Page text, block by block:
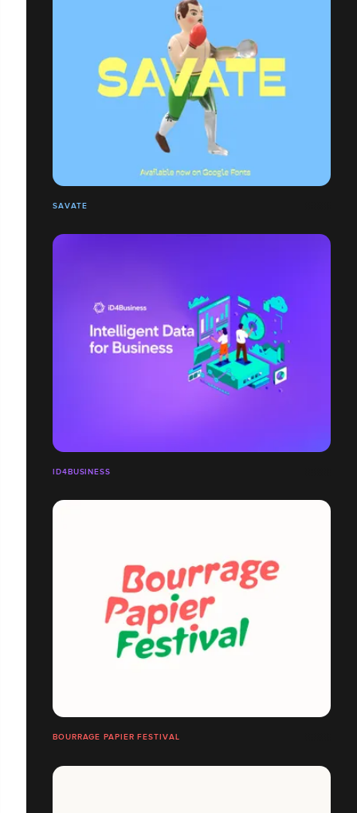
SAVATE
ID4BUSINESS
BOURRAGE PAPIER FESTIVAL